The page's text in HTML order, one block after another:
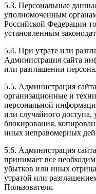
5.3. Персональные
уполномоченным
Российской Федерации
установленным
5.4. При утрате или
Администрация сайта
или разглашении
5.5. Администрация
организационные и
персональной
или случайного
блокирования,
иных неправомерных
5.6. Администрация
принимает все
убытков или иных
утратой или
Пользователя.